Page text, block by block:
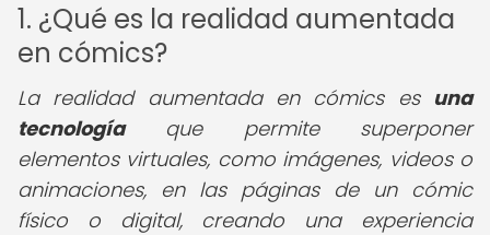
1. ¿Qué es la realidad aumentada
en cómics?
La realidad aumentada en cómics es una
tecnologíaque permite superponer
elementos virtuales, como imágenes, videos o
animaciones, en las páginas de un cómic
físico o digital, creando una experiencia